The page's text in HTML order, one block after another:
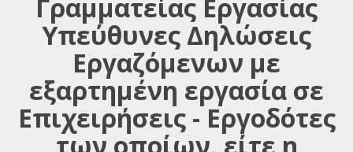
Γραμματείας Εργασίας
Υπεύθυνες Δηλώσεις
Εργαζόμενων με
εξαρτημένη εργασία σε
Επιχειρήσεις - Εργοδότες